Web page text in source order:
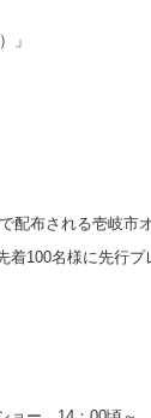
」
配布される壱岐市
100名様に先行